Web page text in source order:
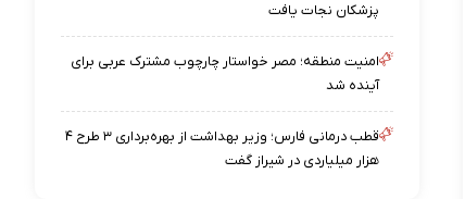
پزشکان نجات یافت
امنیت منطقه؛ مصر خواستار چارچوب مشترک عربی برای
آینده شد
قطب درمانی فارس؛ وزیر بهداشت از بهره‌برداری ۳ طرح ۴
هزار میلیاردی در شیراز گفت